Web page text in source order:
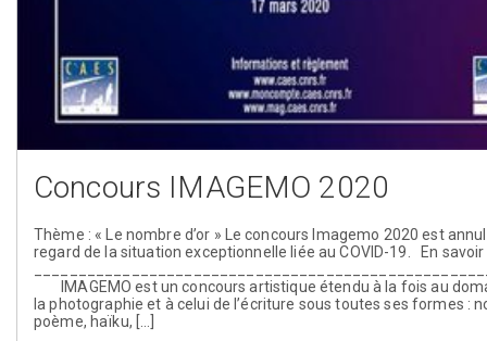
Concours IMAGEMO 2020
Thème : « Le nombre d’or » Le concours Imagemo 2020 est
regard de la situation exceptionnelle liée au COVID-19. En
IMAGEMO est un concours artistique étendu à la fois au
la photographie et à celui de l’écriture sous toutes ses formes :
poème, haïku, […]